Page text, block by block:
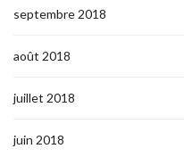
septembre 2018
août 2018
juillet 2018
juin 2018